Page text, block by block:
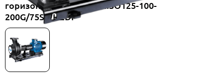
горизонтальный CNP NISO125-100-
200G/75SWHZDI